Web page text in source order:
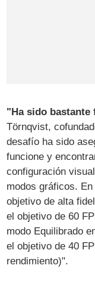
"Ha sido
Törnqvist,
desafío ha sido
funcione y
configuración
modos gráficos.
objetivo de alta
el objetivo de 60
modo Equilibrado
el objetivo de 40
rendimiento)".